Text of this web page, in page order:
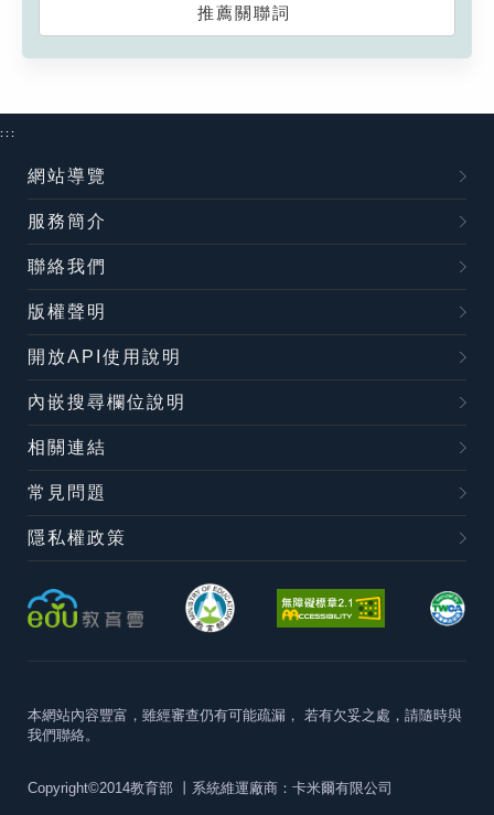
推薦關聯詞
:::
網站導覽
服務簡介
聯絡我們
版權聲明
開放API使用說明
內嵌搜尋欄位說明
相關連結
常見問題
隱私權政策
本網站內容豐富，雖經審查仍有可能疏漏， 若有欠妥之處，請隨時與
我們聯絡。
Copyright©2014教育部 丨系統維運廠商：卡米爾有限公司